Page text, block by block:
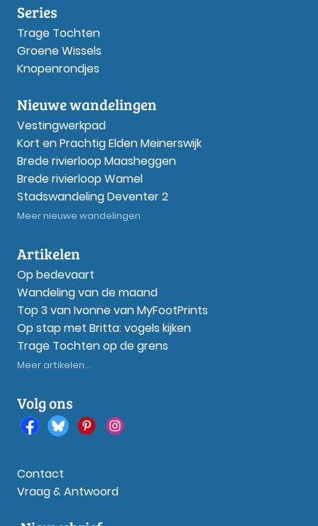
Series
Trage Tochten
Groene Wissels
Knopenrondjes
Nieuwe wandelingen
Vestingwerkpad
Kort en Prachtig Elden Meinerswijk
Brede rivierloop Maasheggen
Brede rivierloop Wamel
Stadswandeling Deventer 2
Meer nieuwe wandelingen
Artikelen
Op bedevaart
Wandeling van de maand
Top 3 van Ivonne van MyFootPrints
Op stap met Britta: vogels kijken
Trage Tochten op de grens
Meer artikelen...
Volg ons
Contact
Vraag & Antwoord